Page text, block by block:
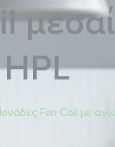
Fan Coil με